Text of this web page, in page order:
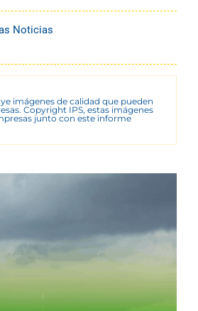
Noticias
imágenes de calidad que pueden
Copyright IPS, estas imágenes
junto con este informe